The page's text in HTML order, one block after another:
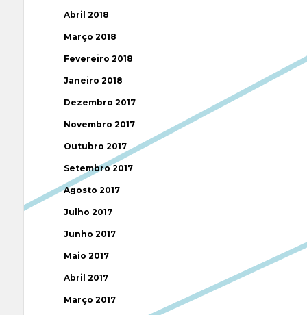
Abril 2018
Março 2018
Fevereiro 2018
Janeiro 2018
Dezembro 2017
Novembro 2017
Outubro 2017
Setembro 2017
Agosto 2017
Julho 2017
Junho 2017
Maio 2017
Abril 2017
Março 2017